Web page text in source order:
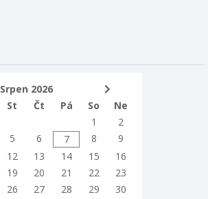
Srpen 2026
St Čt Pá So
Ne
1
2
5 6 7 8
9
12 13 14 15
16
19 20 21 22
23
26 27 28 29
30